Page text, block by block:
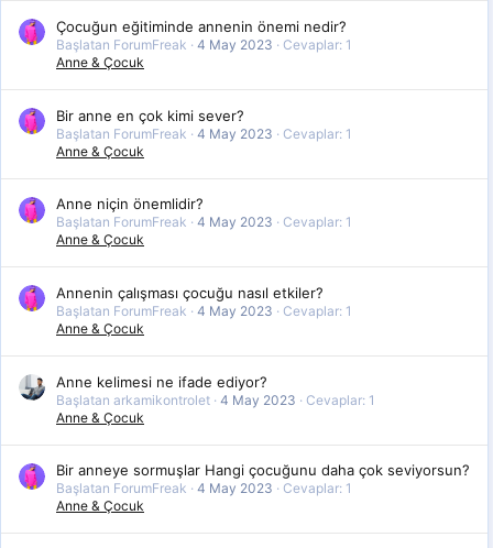
Çocuğun eğitiminde annenin önemi nedir?
Başlatan ForumFreak 4 May 2023
Cevaplar: 1
Anne & Çocuk
Bir anne en çok kimi sever?
Başlatan ForumFreak 4 May 2023
Cevaplar: 1
Anne & Çocuk
Anne niçin önemlidir?
Başlatan ForumFreak 4 May 2023
Cevaplar: 1
Anne & Çocuk
Annenin çalışması çocuğu nasıl etkiler?
Başlatan ForumFreak 4 May 2023
Cevaplar: 1
Anne & Çocuk
Anne kelimesi ne ifade ediyor?
Başlatan arkamikontrolet 4 May 2023
Cevaplar: 1
Anne & Çocuk
Bir anneye sormuşlar Hangi çocuğunu daha çok seviyorsun?
Başlatan ForumFreak 4 May 2023
Cevaplar: 1
Anne & Çocuk